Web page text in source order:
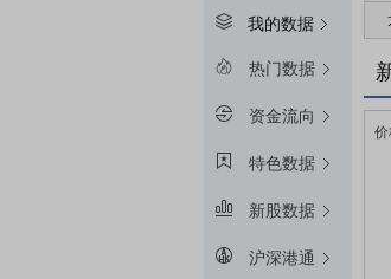
我的数据
热门数据
资金流向
特色数据
新股数据
沪深港通